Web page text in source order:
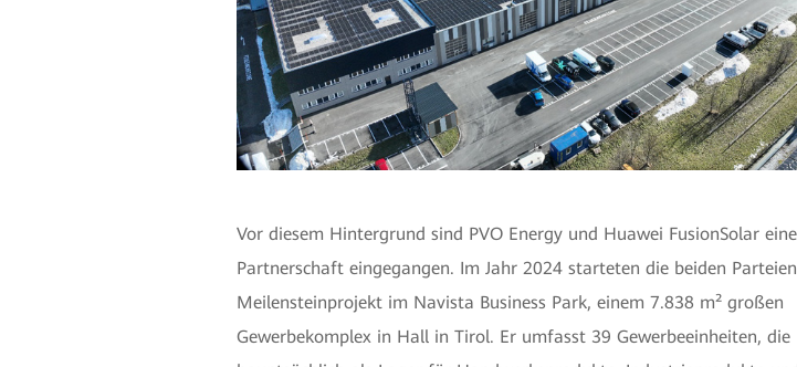
Vor diesem Hintergrund sind PVO Energy und Huawei FusionSolar eine
Partnerschaft eingegangen. Im Jahr 2024 starteten die beiden
Meilensteinprojekt im Navista Business Park, einem 7.838 m² großen
Gewerbekomplex in Hall in Tirol. Er umfasst 39 Gewerbeeinheiten, die